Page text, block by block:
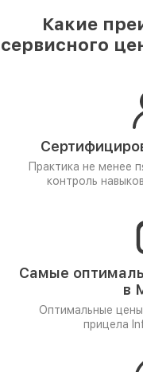
Какие
сервисного
Практика не менее
контроль навыков
Самые
в
Оптимальные
прицела